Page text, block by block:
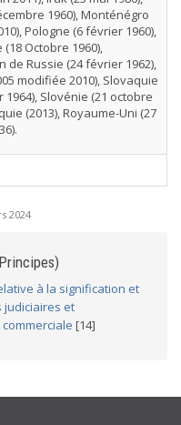
1960), Monténégro
Pologne (6 février 1960),
Octobre 1960),
de Russie (24 février 1962),
modifiée 2010), Slovaquie
1964), Slovénie (21 octobre
(2013), Royaume-Uni (27
2024
à la signification et
judiciaires et
[14]